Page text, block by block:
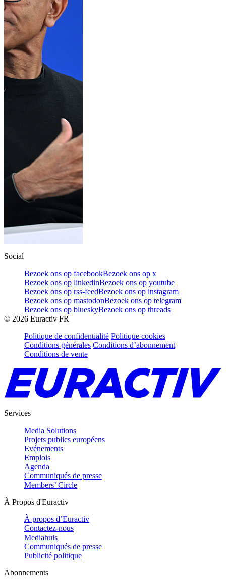
Social
Bezoek ons op facebookBezoek ons op x
Bezoek ons op linkedinBezoek ons op youtube
Bezoek ons op rss-feedBezoek ons op instagram
Bezoek ons op mastodonBezoek ons op telegram
Bezoek ons op blueskyBezoek ons op threads
© 2026 Euractiv FR
Politique de confidentialité Politique cookies
Conditions générales Conditions d’abonnement
Conditions de vente
Services
Media Solutions
Projets publics européens
Evénements
Emplois
Agenda
Communiqués de presse
Members’ Circle
À Propos d'Euractiv
À propos d’Euractiv
Contactez-nous
Mediahuis
Communiqués de presse
Publicité politique
Abonnements